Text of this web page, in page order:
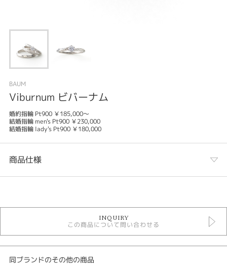
BAUM
Viburnum ビバーナム
婚約指輪 Pt900 ￥185,000～
結婚指輪 men's Pt900 ￥230,000
結婚指輪 lady's Pt900 ￥180,000
商品仕様
セットリング
バウム ＞ セットリング
デザイン
INQUIRY
この商品について問い合わせる
同ブランドのその他の商品